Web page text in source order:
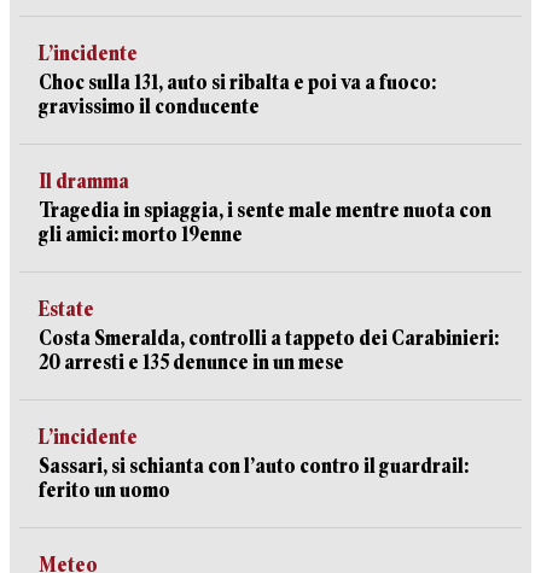
L’incidente
Choc sulla 131, auto si ribalta e poi va a fuoco:
gravissimo il conducente
Il dramma
Tragedia in spiaggia, i sente male mentre nuota con
gli amici: morto 19enne
Estate
Costa Smeralda, controlli a tappeto dei Carabinieri:
20 arresti e 135 denunce in un mese
L’incidente
Sassari, si schianta con l’auto contro il guardrail:
ferito un uomo
Meteo